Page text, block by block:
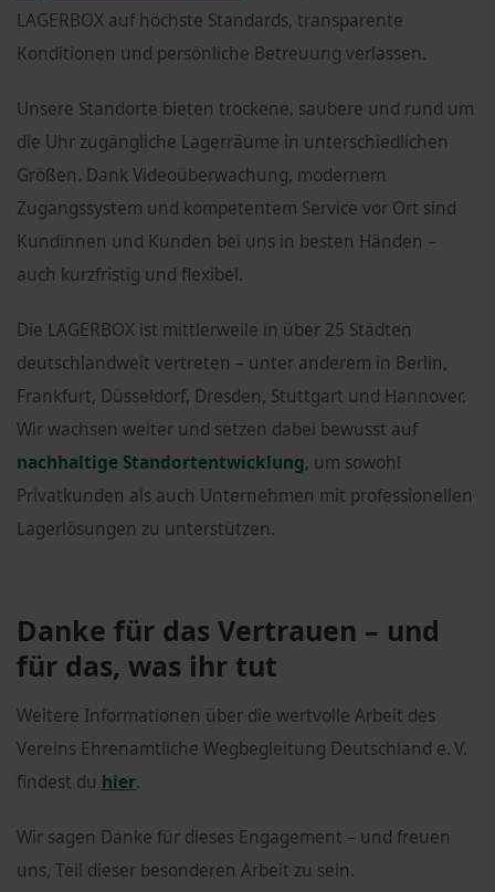
LAGERBOX auf höchste Standards, transparente
Konditionen und persönliche Betreuung verlassen.
Unsere Standorte bieten trockene, saubere und rund um
die Uhr zugängliche Lagerräume in unterschiedlichen
Größen. Dank Videoüberwachung, modernem
Zugangssystem und kompetentem Service vor Ort sind
Kundinnen und Kunden bei uns in besten Händen –
auch kurzfristig und flexibel.
Die LAGERBOX ist mittlerweile in über 25 Städten
deutschlandweit vertreten – unter anderem in Berlin,
Frankfurt, Düsseldorf, Dresden, Stuttgart und Hannover.
Wir wachsen weiter und setzen dabei bewusst auf
nachhaltige Standortentwicklung, um sowohl
Privatkunden als auch Unternehmen mit professionellen
Lagerlösungen zu unterstützen.
Danke für das Vertrauen – und
für das, was ihr tut
Weitere Informationen über die wertvolle Arbeit des
Vereins Ehrenamtliche Wegbegleitung Deutschland e. V.
findest du hier.
Wir sagen Danke für dieses Engagement – und freuen
uns, Teil dieser besonderen Arbeit zu sein.